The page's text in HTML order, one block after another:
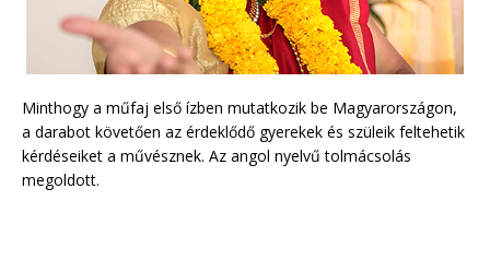
Minthogy a műfaj első ízben mutatkozik be Magyarországon,
a darabot követően az érdeklődő gyerekek és szüleik feltehetik
kérdéseiket a művésznek. Az angol nyelvű tolmácsolás
megoldott.